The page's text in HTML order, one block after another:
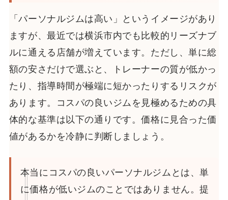
「パーソナルジムは高い」というイメージがあり
ますが、最近では横浜市内でも比較的リーズナブ
ルに通える店舗が増えています。ただし、単に総
額の安さだけで選ぶと、トレーナーの質が低かっ
たり、指導時間が極端に短かったりするリスクが
あります。コスパの良いジムを見極めるための具
体的な基準は以下の通りです。価格に見合った価
値があるかを冷静に判断しましょう。
本当にコスパの良いパーソナルジムとは、単
に価格が低いジムのことではありません。提